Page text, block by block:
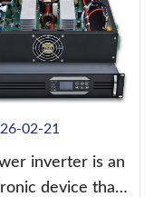
02-21
inverter is an
device that